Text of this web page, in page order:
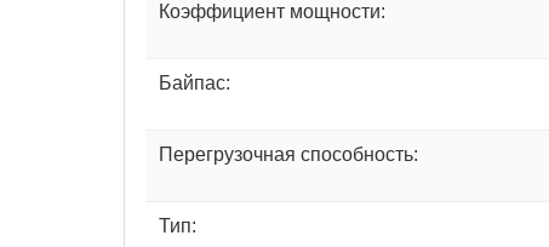
Коэффициент мощности:
Байпас:
Перегрузочная способность:
Тип: